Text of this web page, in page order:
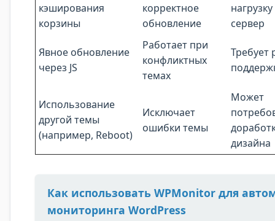
кэширования
корзины
корректное
обновление
сервер
Явное обновление
через JS
Работает при
конфликтных
темах
Требует
Использование
другой темы
(например, Reboot)
Исключает
ошибки темы
Может
дизайна
Как использовать WPMonitor для
мониторинга WordPress